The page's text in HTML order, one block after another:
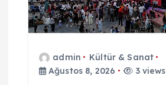
admin
Kültür & Sanat
Ağustos 8, 2026
3 views